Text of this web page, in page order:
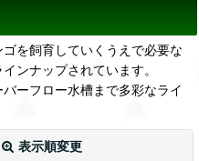
を飼育していくうえで必要な
ンナップされています。
ーフロー水槽まで多彩なライ
表示順変更